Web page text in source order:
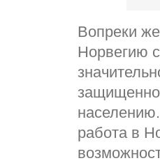
Вопреки
Норвегию
работа в